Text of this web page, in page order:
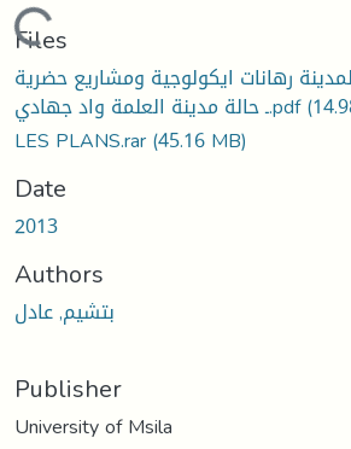
Loading...
Files
رهانات ايكولوجية ومشاريع حضرية
ـ حالة مدينة العلمة واد جهادي.pdf
LES PLANS.rar(45.16 MB)
Date
2013
Authors
بتشيم, عادل
Publisher
University of Msila